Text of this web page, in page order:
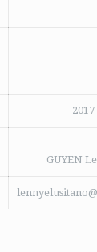
2017
GUYEN